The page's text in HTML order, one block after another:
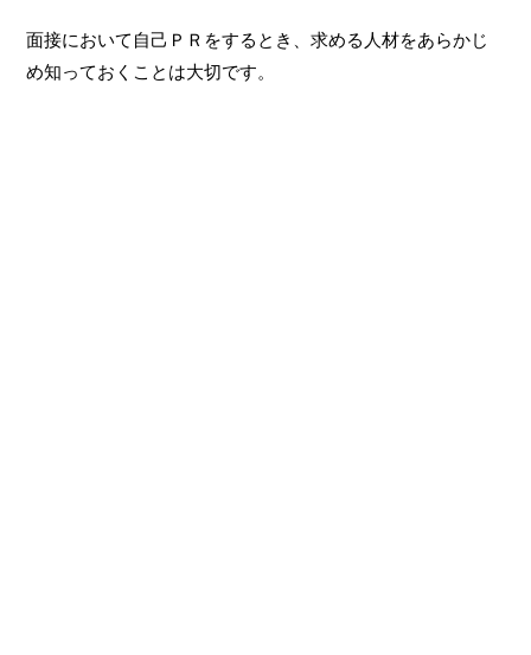
面接において自己ＰＲをするとき、求める人材をあらかじ
め知っておくことは大切です。